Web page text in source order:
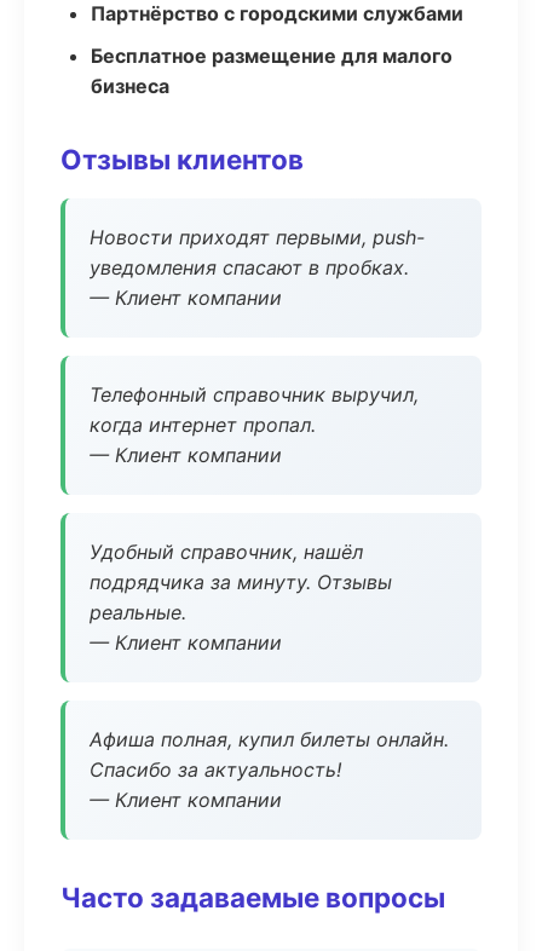
Партнёрство с городскими службами
Бесплатное размещение для малого
бизнеса
Отзывы клиентов
Новости приходят первыми, push-
уведомления спасают в пробках.
— Клиент компании
Телефонный справочник выручил,
когда интернет пропал.
— Клиент компании
Удобный справочник, нашёл
подрядчика за минуту. Отзывы
реальные.
— Клиент компании
Афиша полная, купил билеты онлайн.
Спасибо за актуальность!
— Клиент компании
Часто задаваемые вопросы